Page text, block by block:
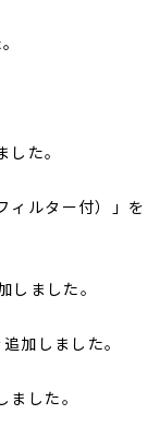
た。
ィルター付）」を
ました。
加しました。
した。